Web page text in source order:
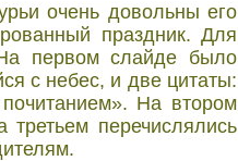
очень довольны его
праздник. Для
первом слайде было
с небес, и две цитаты:
На втором
перечислялись